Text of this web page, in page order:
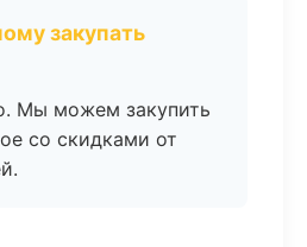
закупать
Мы можем закупить
со скидками от